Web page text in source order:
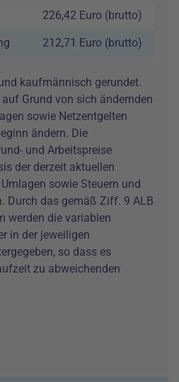
226,42 Euro (brutto)
212,71 Euro (brutto)
kaufmännisch gerundet.
Grund von sich ändernden
sowie Netzentgelten
ändern. Die
und Arbeitspreise
der derzeit aktuellen
sowie Steuern und
Durch das gemäß Ziff. 9 ALB
werden die variablen
in der jeweiligen
so dass es
zu abweichenden